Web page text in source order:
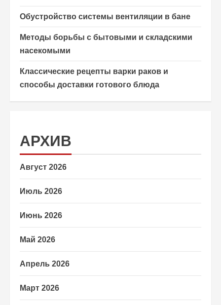
Обустройство системы вентиляции в бане
Методы борьбы с бытовыми и складскими
насекомыми
Классические рецепты варки раков и
способы доставки готового блюда
АРХИВ
Август 2026
Июль 2026
Июнь 2026
Май 2026
Апрель 2026
Март 2026